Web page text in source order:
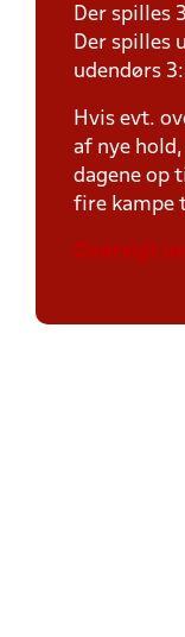
Der spilles
Der spilles
udendørs
Hvis evt.
af nye
dagene op
fire kampe
Oversigt